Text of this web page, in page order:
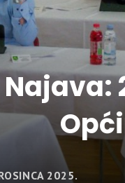
Najava:
2025.